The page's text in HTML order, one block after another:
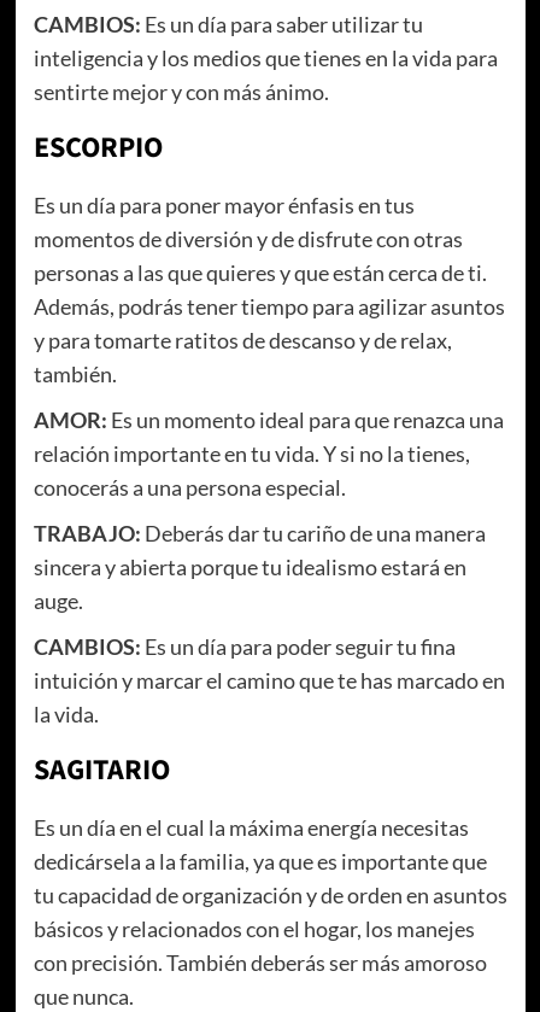
CAMBIOS: Es un día para saber utilizar tu
inteligencia y los medios que tienes en la vida para
sentirte mejor y con más ánimo.
ESCORPIO
Es un día para poner mayor énfasis en tus
momentos de diversión y de disfrute con otras
personas a las que quieres y que están cerca de ti.
Además, podrás tener tiempo para agilizar asuntos
y para tomarte ratitos de descanso y de relax,
también.
AMOR: Es un momento ideal para que renazca una
relación importante en tu vida. Y si no la tienes,
conocerás a una persona especial.
TRABAJO: Deberás dar tu cariño de una manera
sincera y abierta porque tu idealismo estará en
auge.
CAMBIOS: Es un día para poder seguir tu fina
intuición y marcar el camino que te has marcado en
la vida.
SAGITARIO
Es un día en el cual la máxima energía necesitas
dedicársela a la familia, ya que es importante que
tu capacidad de organización y de orden en asuntos
básicos y relacionados con el hogar, los manejes
con precisión. También deberás ser más amoroso
que nunca.